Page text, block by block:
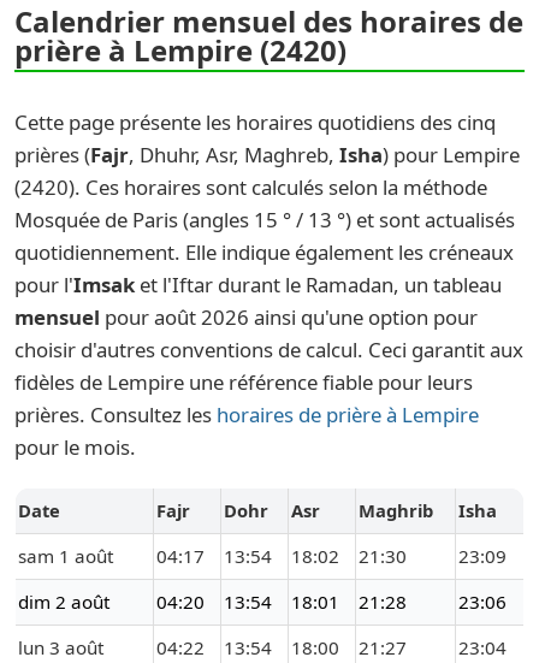
Calendrier mensuel des horaires de
prière à Lempire (2420)
Cette page présente les horaires quotidiens des cinq
prières (Fajr, Dhuhr, Asr, Maghreb, Isha) pour Lempire
(2420). Ces horaires sont calculés selon la méthode
Mosquée de Paris (angles 15 ° / 13 °) et sont actualisés
quotidiennement. Elle indique également les créneaux
pour l'Imsak et l'Iftar durant le Ramadan, un tableau
mensuel pour août 2026 ainsi qu'une option pour
choisir d'autres conventions de calcul. Ceci garantit aux
fidèles de Lempire une référence fiable pour leurs
prières. Consultez les horaires de prière à Lempire
pour le mois.
Date Fajr Dohr Asr Maghrib
Isha
sam 1 août
04:17 13:54 18:02 21:30
23:09
dim 2 août
04:20 13:54 18:01 21:28
23:06
lun 3 août
04:22 13:54 18:00 21:27 23:04